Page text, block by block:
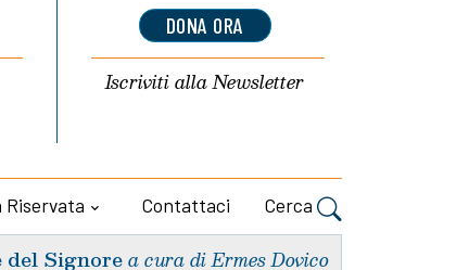
DONA ORA
Iscriviti allaNewsletter
Riservata Contattaci Cerca
Signorea cura di Ermes Dovico